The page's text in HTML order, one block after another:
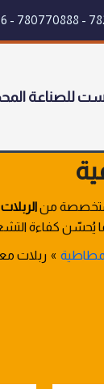
للصناعة
من
يُحسّن كفاءة
ربلات